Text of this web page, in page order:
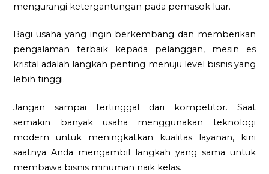
mengurangi ketergantungan pada pemasok luar.
Bagi usaha yang ingin berkembang dan memberikan
pengalaman terbaik kepada pelanggan, mesin es
kristal adalah langkah penting menuju level bisnis yang
lebih tinggi.
Jangan sampai tertinggal dari kompetitor. Saat
semakin banyak usaha menggunakan teknologi
modern untuk meningkatkan kualitas layanan, kini
saatnya Anda mengambil langkah yang sama untuk
membawa bisnis minuman naik kelas.